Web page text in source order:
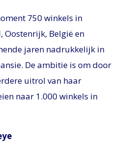
750 winkels in
Oostenrijk, België en
jaren nadrukkelijk in
De ambitie is om door
uitrol van haar
naar 1.000 winkels in